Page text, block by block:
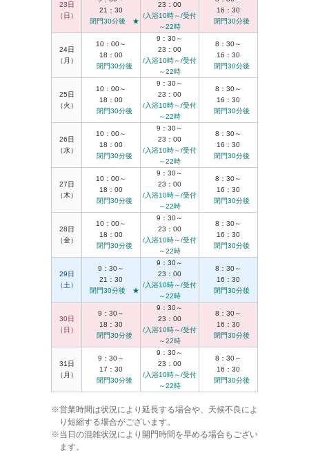
23日
（日）
21：30
閉門30分後 ★
23：00
/入浴10時～/受付
～22時
16：30
閉門30分後
24日
（月）
10：00～
18：00
閉門30分後
9：30～
23：00
/入浴10時～/受付
～22時
8：30～
16：30
閉門30分後
25日
（火）
10：00～
18：00
閉門30分後
9：30～
23：00
/入浴10時～/受付
～22時
8：30～
16：30
閉門30分後
26日
（水）
10：00～
18：00
閉門30分後
9：30～
23：00
/入浴10時～/受付
～22時
8：30～
16：30
閉門30分後
27日
（木）
10：00～
18：00
閉門30分後
9：30～
23：00
/入浴10時～/受付
～22時
8：30～
16：30
閉門30分後
28日
（金）
10：00～
18：00
閉門30分後
9：30～
23：00
/入浴10時～/受付
～22時
8：30～
16：30
閉門30分後
29日
（土）
9：30～
21：30
閉門30分後 ★
9：30～
23：00
/入浴10時～/受付
～22時
8：30～
16：30
閉門30分後
30日
（日）
9：30～
18：30
閉門30分後
9：30～
23：00
/入浴10時～/受付
～22時
8：30～
16：30
閉門30分後
31日
（月）
9：30～
17：30
閉門30分後
9：30～
23：00
/入浴10時～/受付
～22時
8：30～
16：30
閉門30分後
営業時間は状況により延長する場合や、天候不良によ
り短縮する場合がございます。
当日の混雑状況により開門時間を早める場合もござい
ます。